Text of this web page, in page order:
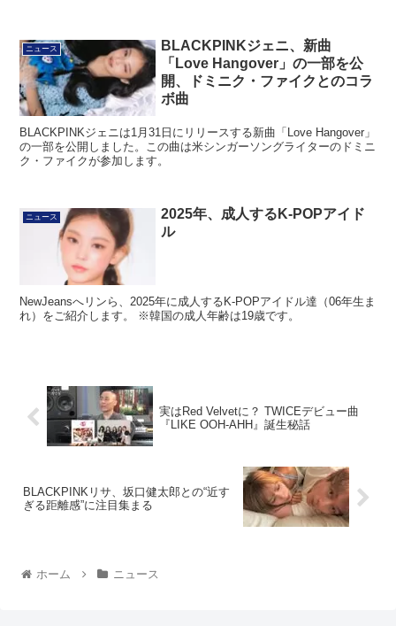
ニュース
BLACKPINKジェニ、新曲
「Love Hangover」の一部を公
開、ドミニク・ファイクとのコラ
ボ曲
BLACKPINKジェニは1月31日にリリースする新曲「Love Hangover」
の一部を公開しました。この曲は米シンガーソングライターのドミニ
ク・ファイクが参加します。
ニュース
2025年、成人するK-POPアイド
ル
NewJeansへリンら、2025年に成人するK-POPアイドル達（06年生ま
れ）をご紹介します。 ※韓国の成人年齢は19歳です。
実はRed Velvetに？ TWICEデビュー曲
『LIKE OOH-AHH』誕生秘話
BLACKPINKリサ、坂口健太郎との“近す
ぎる距離感”に注目集まる
ホーム ニュース